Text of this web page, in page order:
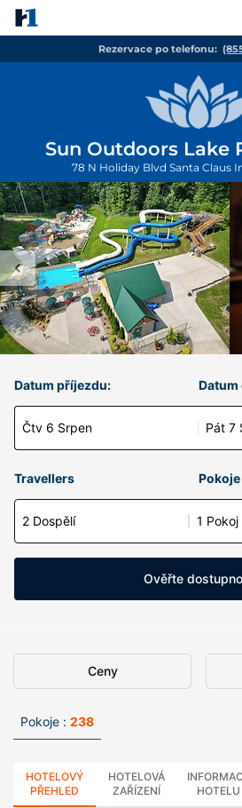
Rezervace po telefonu:
Sun Outdoors Lake
78 N Holiday Blvd Santa Claus
Datum příjezdu:
Čtv 6 Srpen
Datum
Pát 7
Travellers Pokoje
2 Dospělí 1 Pokoj
Ověřte
Ceny
Pokoje : 238
HOTELOVÝ
PŘEHLED
HOTELOVÁ
ZAŘÍZENÍ
HOTELU